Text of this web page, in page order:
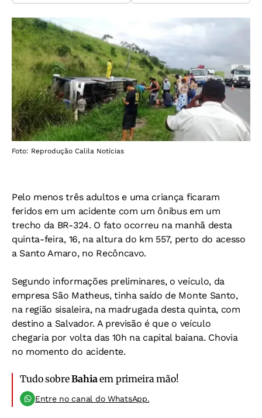
Foto: Reprodução Calila Notícias
Pelo menos três adultos e uma criança ficaram
feridos em um acidente com um ônibus em um
trecho da BR-324. O fato ocorreu na manhã desta
quinta-feira, 16, na altura do km 557, perto do acesso
a Santo Amaro, no Recôncavo.
Segundo informações preliminares, o veículo, da
empresa São Matheus, tinha saído de Monte Santo,
na região sisaleira, na madrugada desta quinta, com
destino a Salvador. A previsão é que o veículo
chegaria por volta das 10h na capital baiana. Chovia
no momento do acidente.
Tudo sobreBahia em primeira mão!
Entre no canal do WhatsApp.